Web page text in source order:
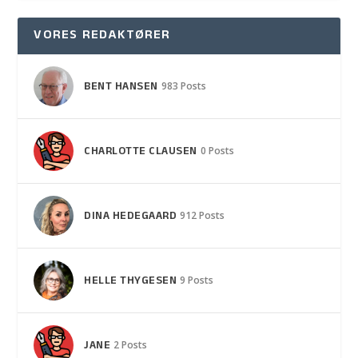
VORES REDAKTØRER
BENT HANSEN 983 Posts
CHARLOTTE CLAUSEN 0 Posts
DINA HEDEGAARD 912 Posts
HELLE THYGESEN 9 Posts
JANE 2 Posts